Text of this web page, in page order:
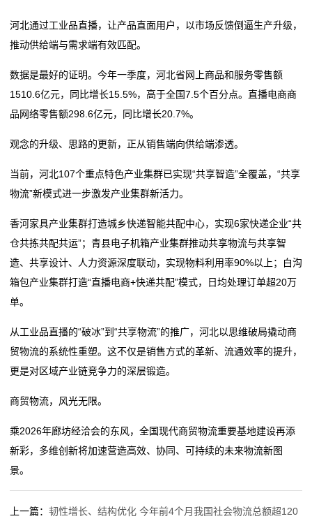
河北通过工业品直播，让产品直面用户，以市场反馈倒逼生产升级，
推动供给端与需求端有效匹配。
数据是最好的证明。今年一季度，河北省网上商品和服务零售额
1510.6亿元，同比增长15.5%，高于全国7.5个百分点。直播电商商
品网络零售额298.6亿元，同比增长20.7%。
观念的升级、思路的更新，正从销售端向供给端渗透。
当前，河北107个重点特色产业集群已实现“共享智造”全覆盖，“共享
物流”新模式进一步激发产业集群新活力。
香河家具产业集群打造城乡快递智能共配中心，实现6家快递企业“共
仓共拣共配共运”；青县电子机箱产业集群推动共享物流与共享智
造、共享设计、人力资源深度联动，实现物料利用率90%以上；白沟
箱包产业集群打造“直播电商+快递共配”模式，日均处理订单超20万
单。
从工业品直播的“破冰”到“共享物流”的推广，河北以思维破局撬动商
贸物流的系统性重塑。这不仅是销售方式的革新、流通效率的提升，
更是对区域产业链竞争力的深层锻造。
商贸物流，风光无限。
乘2026年廊坊经洽会的东风，全国现代商贸物流重要基地建设再添
新彩，多维创新将加速营造高效、协同、可持续的未来物流新图
景。
上一篇： 韧性增长、结构优化 今年前4个月我国社会物流总额超120